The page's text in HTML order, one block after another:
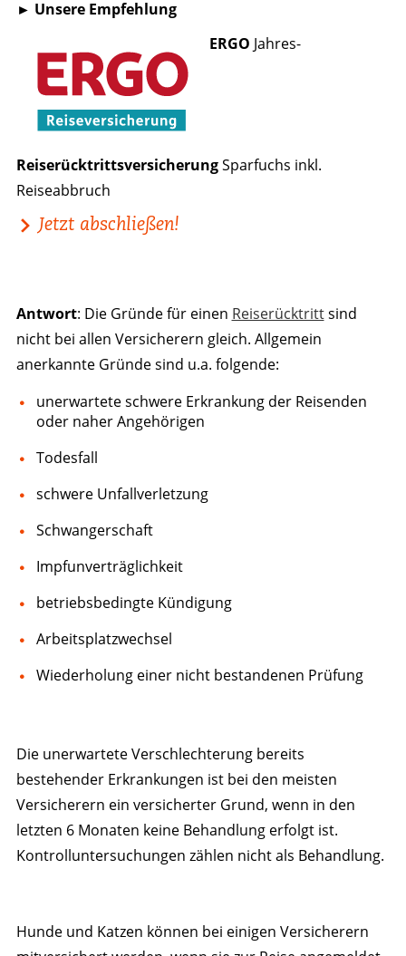
► Unsere Empfehlung
ERGO Jahres-
ReiserücktrittsversicherungSparfuchs inkl.
Reiseabbruch
Jetzt abschließen!
Antwort: Die Gründe für einen Reiserücktrittsind
nicht bei allen Versicherern gleich. Allgemein
anerkannte Gründe sind u.a. folgende:
unerwartete schwere Erkrankung der Reisenden
oder naher Angehörigen
Todesfall
schwere Unfallverletzung
Schwangerschaft
Impfunverträglichkeit
betriebsbedingte Kündigung
Arbeitsplatzwechsel
Wiederholung einer nicht bestandenen Prüfung
Die unerwartete Verschlechterung bereits
bestehender Erkrankungen ist bei den meisten
Versicherern ein versicherter Grund, wenn in den
letzten 6 Monaten keine Behandlung erfolgt ist.
Kontrolluntersuchungen zählen nicht als Behandlung.
Hunde und Katzen können bei einigen Versicherern